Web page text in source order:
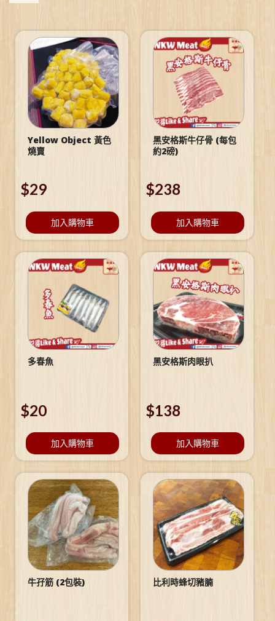
Yellow Object 黃色
燒賣
$29
加入購物車
黑安格斯牛仔骨 (每包
約2磅)
$238
加入購物車
多春魚
$20
加入購物車
黑安格斯肉眼扒
$138
加入購物車
牛孖筋 (2包裝) 比利時蜂切豬腩